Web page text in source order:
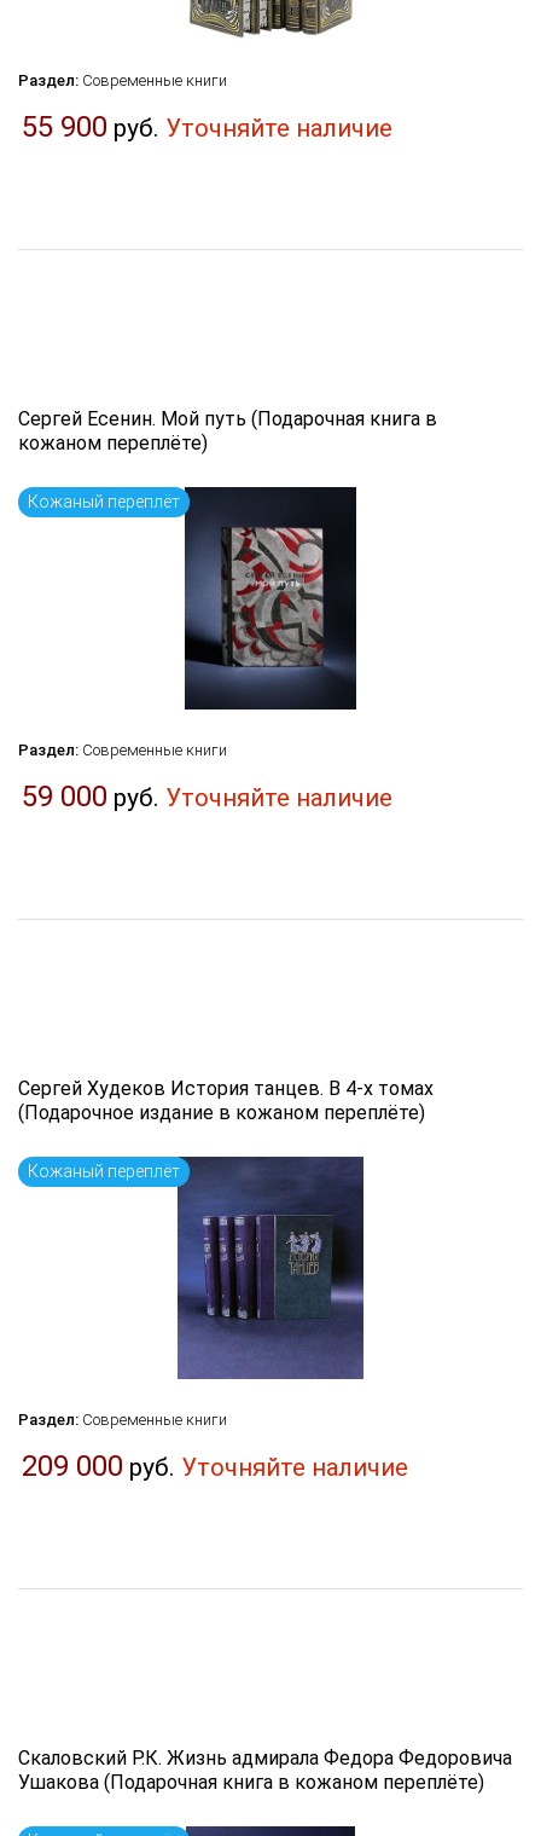
Раздел: Современные книги
55 900 руб. Уточняйте наличие
Сергей Есенин. Мой путь (Подарочная книга в
кожаном переплёте)
Кожаный переплёт
Раздел: Современные книги
59 000 руб. Уточняйте наличие
Сергей Худеков История танцев. В 4-х томах
(Подарочное издание в кожаном переплёте)
Кожаный переплёт
Раздел: Современные книги
209 000 руб. Уточняйте наличие
Скаловский Р.К. Жизнь адмирала Федора Федоровича
Ушакова (Подарочная книга в кожаном переплёте)